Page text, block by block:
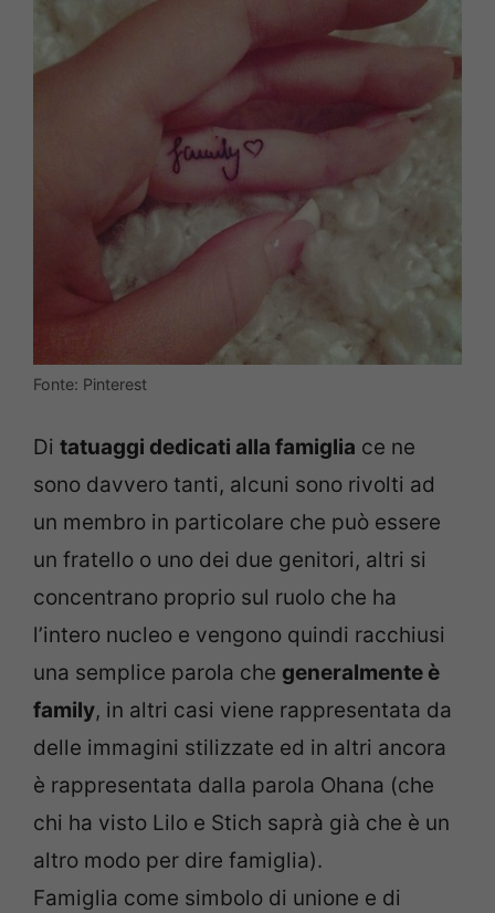
Fonte: Pinterest
Di tatuaggi dedicati alla famiglia ce ne
sono davvero tanti, alcuni sono rivolti ad
un membro in particolare che può essere
un fratello o uno dei due genitori, altri si
concentrano proprio sul ruolo che ha
l’intero nucleo e vengono quindi racchiusi
una semplice parola che generalmente è
family, in altri casi viene rappresentata da
delle immagini stilizzate ed in altri ancora
è rappresentata dalla parola Ohana (che
chi ha visto Lilo e Stich saprà già che è un
altro modo per dire famiglia).
Famiglia come simbolo di unione e di